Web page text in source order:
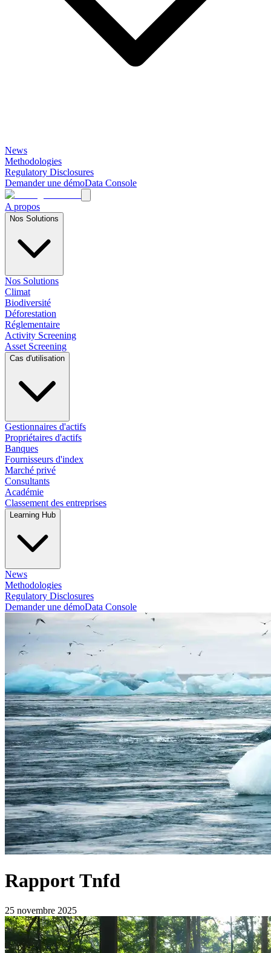
News
Methodologies
Regulatory Disclosures
Demander une démoData Console
A propos
Nos Solutions
Nos Solutions
Climat
Biodiversité
Déforestation
Réglementaire
Activity Screening
Asset Screening
Cas d'utilisation
Gestionnaires d'actifs
Propriétaires d'actifs
Banques
Fournisseurs d'index
Marché privé
Consultants
Académie
Classement des entreprises
Learning Hub
News
Methodologies
Regulatory Disclosures
Demander une démoData Console
Rapport Tnfd
25 novembre 2025